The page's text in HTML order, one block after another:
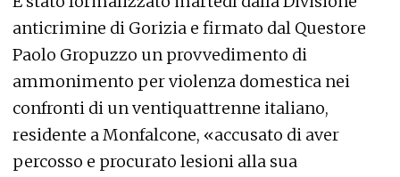
anticrimine di Gorizia e firmato dal Questore
Paolo Gropuzzo un provvedimento di
ammonimento per violenza domestica nei
confronti di un ventiquattrenne italiano,
residente a Monfalcone, «accusato di aver
percosso e procurato lesioni alla sua